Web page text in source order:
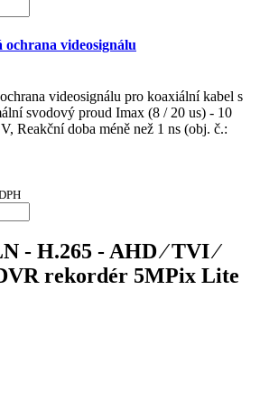
ochrana videosignálu
videosignálu pro koaxiální kabel s
svodový proud Imax (8 / 20 us) - 10
Reakční doba méně než 1 ns (obj. č.:
- H.265 - AHD ⁄ TVI ⁄
rekordér 5MPix Lite